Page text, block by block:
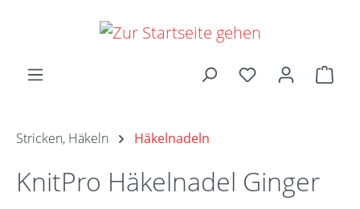
Zum Hauptinhalt springen
Stricken, Häkeln Häkelnadeln
KnitPro Häkelnadel Ginger